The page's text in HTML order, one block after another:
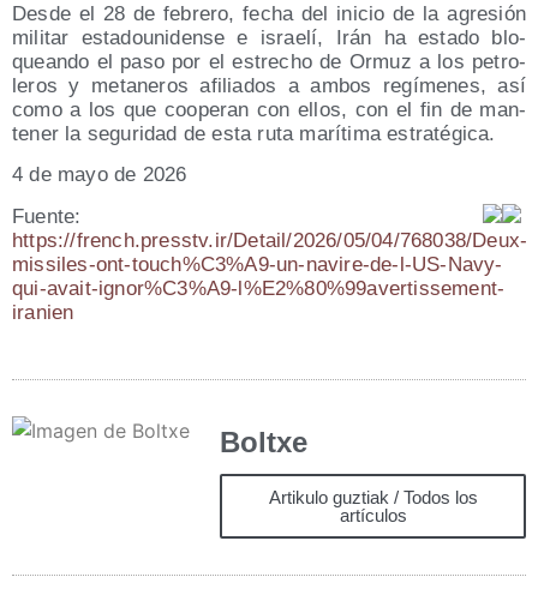
Des­de el 28 de febre­ro, fecha del ini­cio de la agre­sión
mili­tar esta­dou­ni­den­se e israe­lí, Irán ha esta­do blo­
quean­do el paso por el estre­cho de Ormuz a los petro­
le­ros y meta­ne­ros afi­lia­dos a ambos regí­me­nes, así
como a los que coope­ran con ellos, con el fin de man­
te­ner la segu­ri­dad de esta ruta marí­ti­ma estratégica.
4 de mayo de 2026
Fuen­te:
https://french.presstv.ir/Detail/2026/05/04/768038/Deux-
missiles-ont-touch%C3%A9-un-navire-de-l-US-Navy-
qui-avait-ignor%C3%A9‑l%E2%80%99avertissement-
iranien
Boltxe
Artikulo guztiak / Todos los
artículos